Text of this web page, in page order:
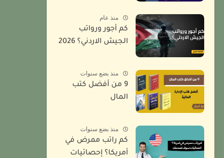
منذ عام
كم أجور ورواتب
الجيش الاردني؟ 2026
منذ بضع سنوات
9 من أفضل كتب
المال
منذ بضع سنوات
كم راتب ممرض في
أمريكا؟ إحصائيات